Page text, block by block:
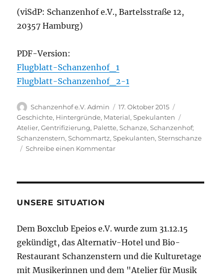
(viSdP: Schanzenhof e.V., Bartelsstraße 12,
20357 Hamburg)
PDF-Version:
Flugblatt-Schanzenhof_1
Flugblatt-Schanzenhof_2-1
Autor
Schanzenhof e.V. Admin
Veröffentlicht
am
17. Oktober 2015
Geschichte, Hintergründe, Material,Spekulanten
Atelier,Gentrifizierung, Palette,Schanze,Schanzenhof;
Schanzenstern,Schommartz,Spekulanten,Sternschanze
Schreibe einen Kommentarzu
UNSERE SITUATION
Dem Boxclub Epeios e.V. wurde zum 31.12.15
gekündigt, das Alternativ-Hotel und Bio-
Restaurant Schanzenstern und die Kulturetage
mit Musikerinnen und dem "Atelier für Musik